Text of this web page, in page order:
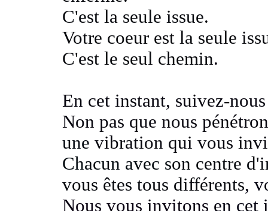
C'est la seule issue.
Votre coeur est la seule
C'est le seul chemin.
En cet instant, suivez-
Non pas que nous
unevibration qui vous
Chacun avec son centre
vous êtes tous différents,
Nous vous invitons en cet